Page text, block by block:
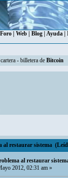
Foro Web Blog Ayuda
- billetera de Bitcoin
restaurar sistema
al restaurar
2012, 02:31 am »